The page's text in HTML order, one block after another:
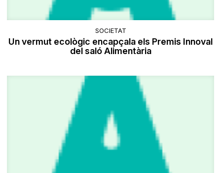
SOCIETAT
Un vermut ecològic encapçala els Premis Innoval
del saló Alimentària